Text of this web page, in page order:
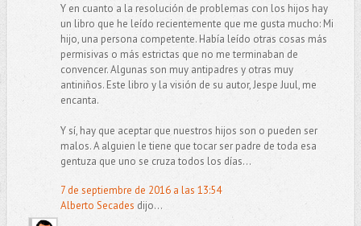
Y en cuanto a la resolución de problemas con los hijos hay
un libro que he leído recientemente que me gusta mucho: Mi
hijo, una persona competente. Había leído otras cosas más
permisivas o más estrictas que no me terminaban de
convencer. Algunas son muy antipadres y otras muy
antiniños. Este libro y la visión de su autor, Jespe Juul, me
encanta.
Y sí, hay que aceptar que nuestros hijos son o pueden ser
malos. A alguien le tiene que tocar ser padre de toda esa
gentuza que uno se cruza todos los días...
7 de septiembre de 2016 a las 13:54
Alberto Secades dijo...